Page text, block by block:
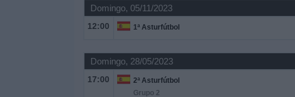
Domingo, 05/11/2023
12:00 1ª Asturfútbol
Domingo, 28/05/2023
17:00
2ª Asturfútbol
Grupo 2